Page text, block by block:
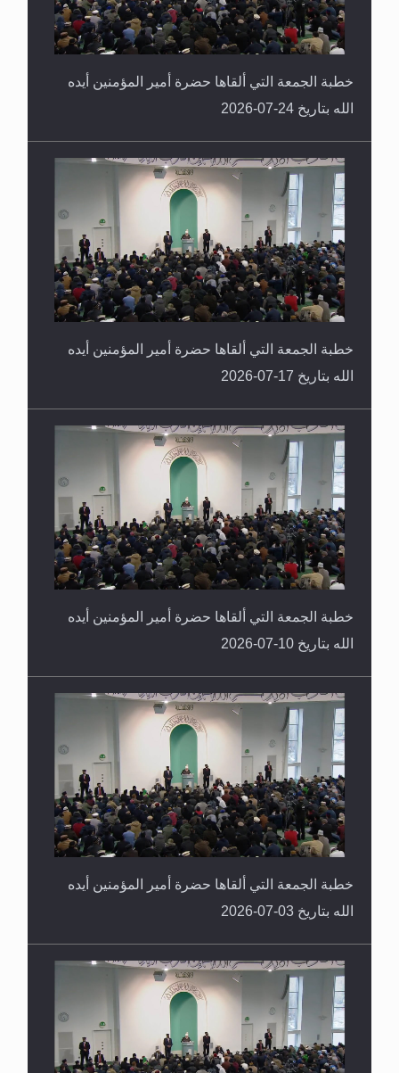
خطبة الجمعة التي ألقاها حضرة أمير المؤمنين أيده
الله بتاريخ 24-07-2026
خطبة الجمعة التي ألقاها حضرة أمير المؤمنين أيده
الله بتاريخ 17-07-2026
خطبة الجمعة التي ألقاها حضرة أمير المؤمنين أيده
الله بتاريخ 10-07-2026
خطبة الجمعة التي ألقاها حضرة أمير المؤمنين أيده
الله بتاريخ 03-07-2026